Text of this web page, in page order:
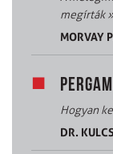
megírták»
MORVAY
Hogyan
DR.